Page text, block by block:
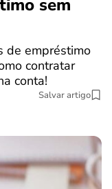
sem
de empréstimo
contratar
conta!
Salvar artigo